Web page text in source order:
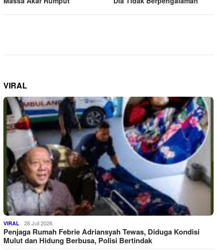
VIRAL
VIRAL 28 Juli 2026
Penjaga Rumah Febrie Adriansyah Tewas, Diduga Kondisi
Mulut dan Hidung Berbusa, Polisi Bertindak